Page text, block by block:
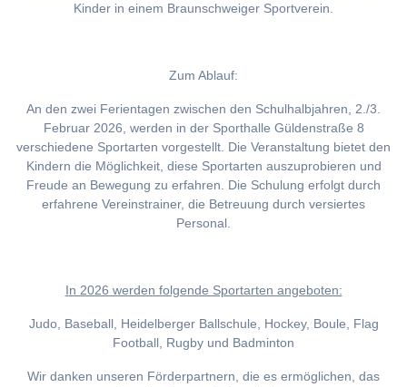
Kinder in einem Braunschweiger Sportverein.
Zum Ablauf:
An den zwei Ferientagen zwischen den Schulhalbjahren, 2./3.
Februar 2026, werden in der Sporthalle Güldenstraße 8
verschiedene Sportarten vorgestellt. Die Veranstaltung bietet den
Kindern die Möglichkeit, diese Sportarten auszuprobieren und
Freude an Bewegung zu erfahren. Die Schulung erfolgt durch
erfahrene Vereinstrainer, die Betreuung durch versiertes
Personal.
In 2026 werden folgende Sportarten angeboten:
Judo, Baseball, Heidelberger Ballschule, Hockey, Boule, Flag
Football, Rugby und Badminton
Wir danken unseren Förderpartnern, die es ermöglichen, das